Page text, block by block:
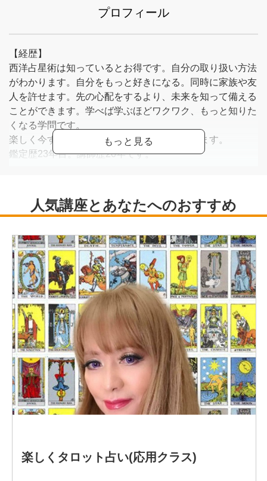
プロフィール
【経歴】
西洋占星術は知っているとお得です。自分の取り扱い方法
がわかります。自分をもっと好きになる。同時に家族や友
人を許せます。先の心配をするより、未来を知って備える
ことができます。学べば学ぶほどワクワク、もっと知りた
くなる学問です。
楽しく今すぐ役に立つ占い講座を目指しています。
鑑定歴23年目。講師歴20年です。
https://www.instagram.com/tarotruby/?hl=ja
>
note：ルビーL <https://note.com/rubytarotcafe